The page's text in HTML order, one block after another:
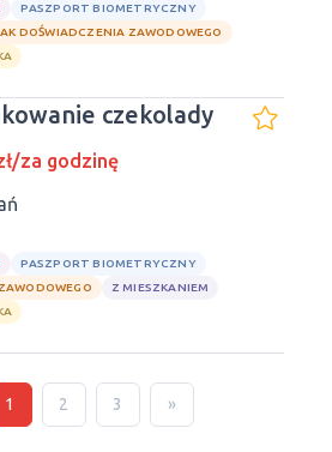
PASZPORT BIOMETRYCZNY
DOŚWIADCZENIA ZAWODOWEGO
czekolady
za godzinę
PASZPORT BIOMETRYCZNY
Z MIESZKANIEM
1 2 3 »